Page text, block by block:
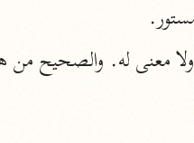
هـ)
معنى له. والصحيح من